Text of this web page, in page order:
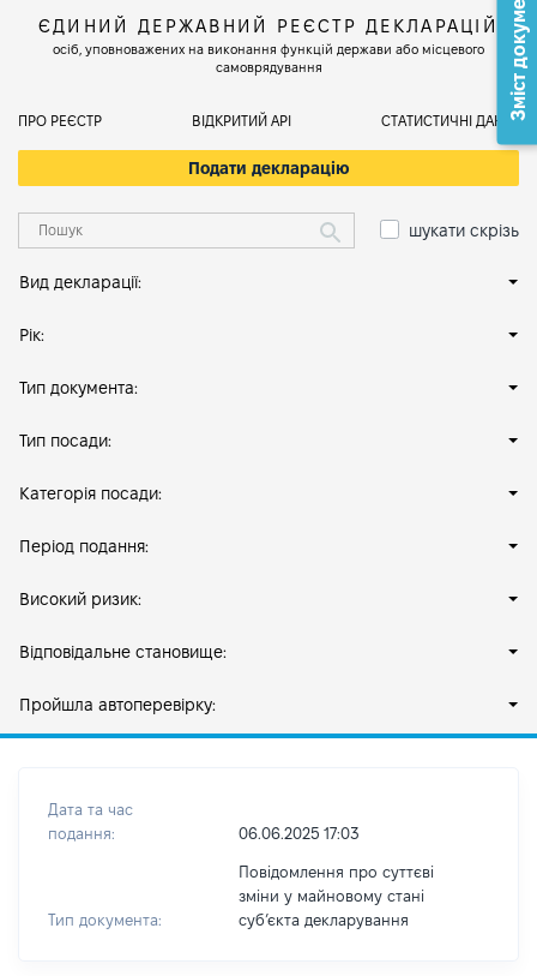
ЄДИНИЙ ДЕРЖАВНИЙ РЕЄСТР ДЕКЛАРАЦІЙ
осіб, уповноважених на виконання функцій держави або місцевого
самоврядування
ПРО РЕЄСТР ВІДКРИТИЙ АРІ СТАТИСТИЧНІ ДАНІ
Подати декларацію
шукати скрізь
Вид декларації:
Рік:
Тип документа:
Тип посади:
Категорія посади:
Період подання:
Високий ризик:
Відповідальне становище:
Пройшла автоперевірку:
Дата та час
подання:
06.06.2025 17:03
Тип документа:
Повідомлення про суттєві
зміни у майновому стані
субʼєкта декларування
Зміст документа